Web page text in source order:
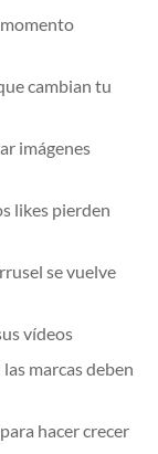
cambian tu
imágenes
likes pierden
se vuelve
vídeos
marcas deben
hacer crecer